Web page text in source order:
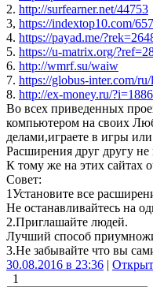
2. http://surfearner.net/44753
3, https://indextop10.com/
4. https://payad.me/
5. https://u-matrix.org/
6. http://wmrf.su/waiw
7. https://globus-inter.com/
8. http://ex-money.ru/?i=1886
Во вcех приведенных
компьютером на своих
делами,играете в игры
Расширения друг другу
К тому же на этих сайтах
Совет:
1Установите все
Не останавливайтесь на
2.Приглашайте людей.
Лучший способ
3.Не забывайте что вы
30.08.2016 в 23:36 |
1